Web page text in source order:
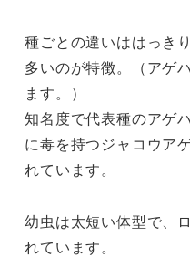
種ごとの違いははっき
多いのが特徴。（アゲ
ます。）
知名度で代表種のアゲ
に毒を持つジャコウア
れています。
幼虫は太短い体型で、
れています。